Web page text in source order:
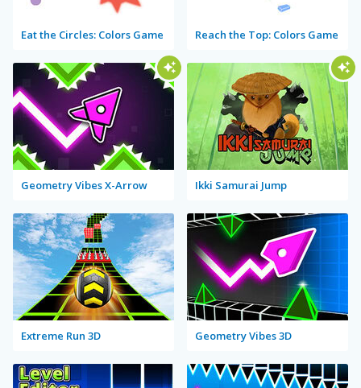
Eat the Circles: Colors Game Reach the Top: Colors Game
Geometry Vibes X-Arrow Ikki Samurai Jump
Extreme Run 3D Geometry Vibes 3D